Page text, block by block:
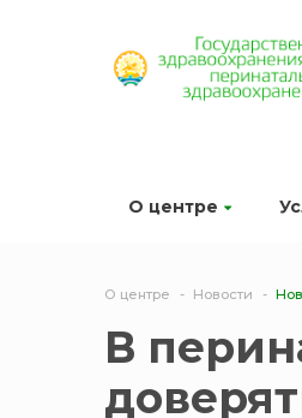
О центре
О центре Новости
В